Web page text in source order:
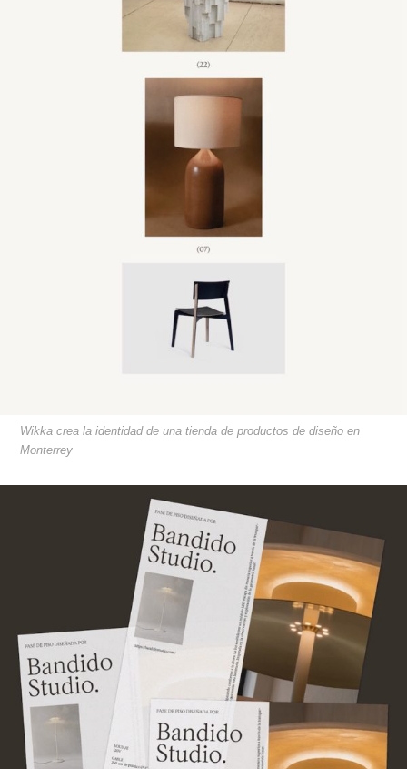
Wikka crea la identidad de una tienda de productos de diseño en
Monterrey